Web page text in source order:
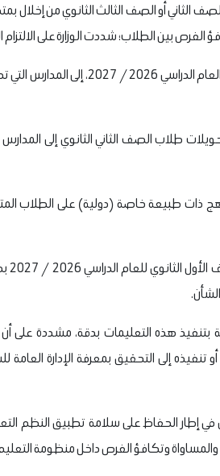
الثاني أو الصف الثالث الثانوي من إخلال
بين الطلاب؛ شددت الوزارة على الالتزام
أولًا: حظر قبول تحويل طلاب الصف الثالث الثانوي،
هو العام الأخير لقبول تحويلات طلاب الصف الثاني
ذات طبيعة خاصة (دولية) على الطلاب
بتنفيذ هذه التعليمات بدقة، مشددة على
إلى التحقيق بمعرفة الإدارة العامة
في إطار الحفاظ على سلامة تطبيق النظم
وتكافؤ الفرص داخل منظومة